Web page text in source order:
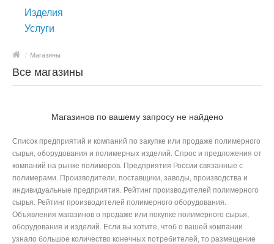
Изделия
Услуги
/ Магазины
Все магазины
Магазинов по вашему запросу не найдено
Список предприятий и компаний по закупке или продаже полимерного
сырья, оборудования и полимерных изделий. Спрос и предложения от
компаний на рынке полимеров. Предприятия России связанные с
полимерами. Производители, поставщики, заводы, производства и
индивидуальные предприятия. Рейтинг производителей полимерного
сырья. Рейтинг производителей полимерного оборудования.
Объявления магазинов о продаже или покупке полимерного сырья,
оборудования и изделий. Если вы хотите, чтоб о вашей компании
узнало большое количество конечных потребителей, то размещение